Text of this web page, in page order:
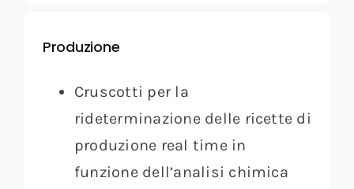
Produzione
Cruscotti per la
rideterminazione delle ricette di
produzione real time in
funzione dell’analisi chimica